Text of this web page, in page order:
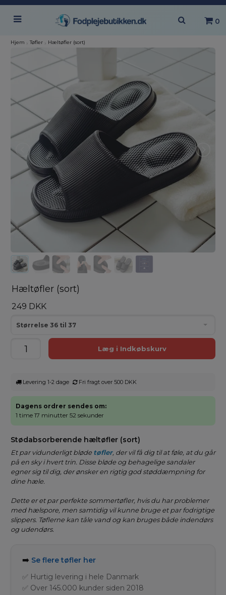
0
Hjem › Tøfler › Hæltøfler (sort)
Hæltøfler (sort)
249 DKK
Størrelse 36 til 37
Levering 1-2 dage Fri fragt over 500 DKK
Dagens ordrer sendes om:
1 time 17 minutter 52 sekunder
Stødabsorberende hæltøfler (sort)
Et par vidunderligt bløde tøfler, der vil få dig til at føle, at du går
på en sky i hvert trin. Disse bløde og behagelige sandaler
egner sig til dig, der ønsker en rigtig god støddæmpning for
dine hæle.
Dette er et par perfekte sommertøfler, hvis du har problemer
med hælspore, men samtidig vil kunne bruge et par fodrigtige
slippers. Tøflerne kan tåle vand og kan bruges både indendørs
og udendørs.
➡️ Se flere tøfler her
✅ Hurtig levering i hele Danmark
✅ Over 145.000 kunder siden 2018